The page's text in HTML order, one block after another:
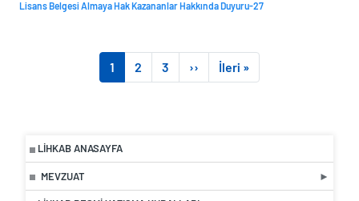
LIHKAB ANASAYFA
MEVZUAT
Lisans Belgesi Almaya Hak Kazananlar Hakkında Duyuru-27
Page
1 Page
2 Page
3 Sonraki sayfa
›› Son sayfa
İleri »